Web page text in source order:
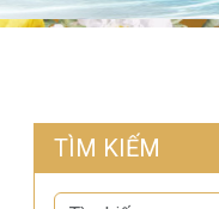
TÌM KIẾM